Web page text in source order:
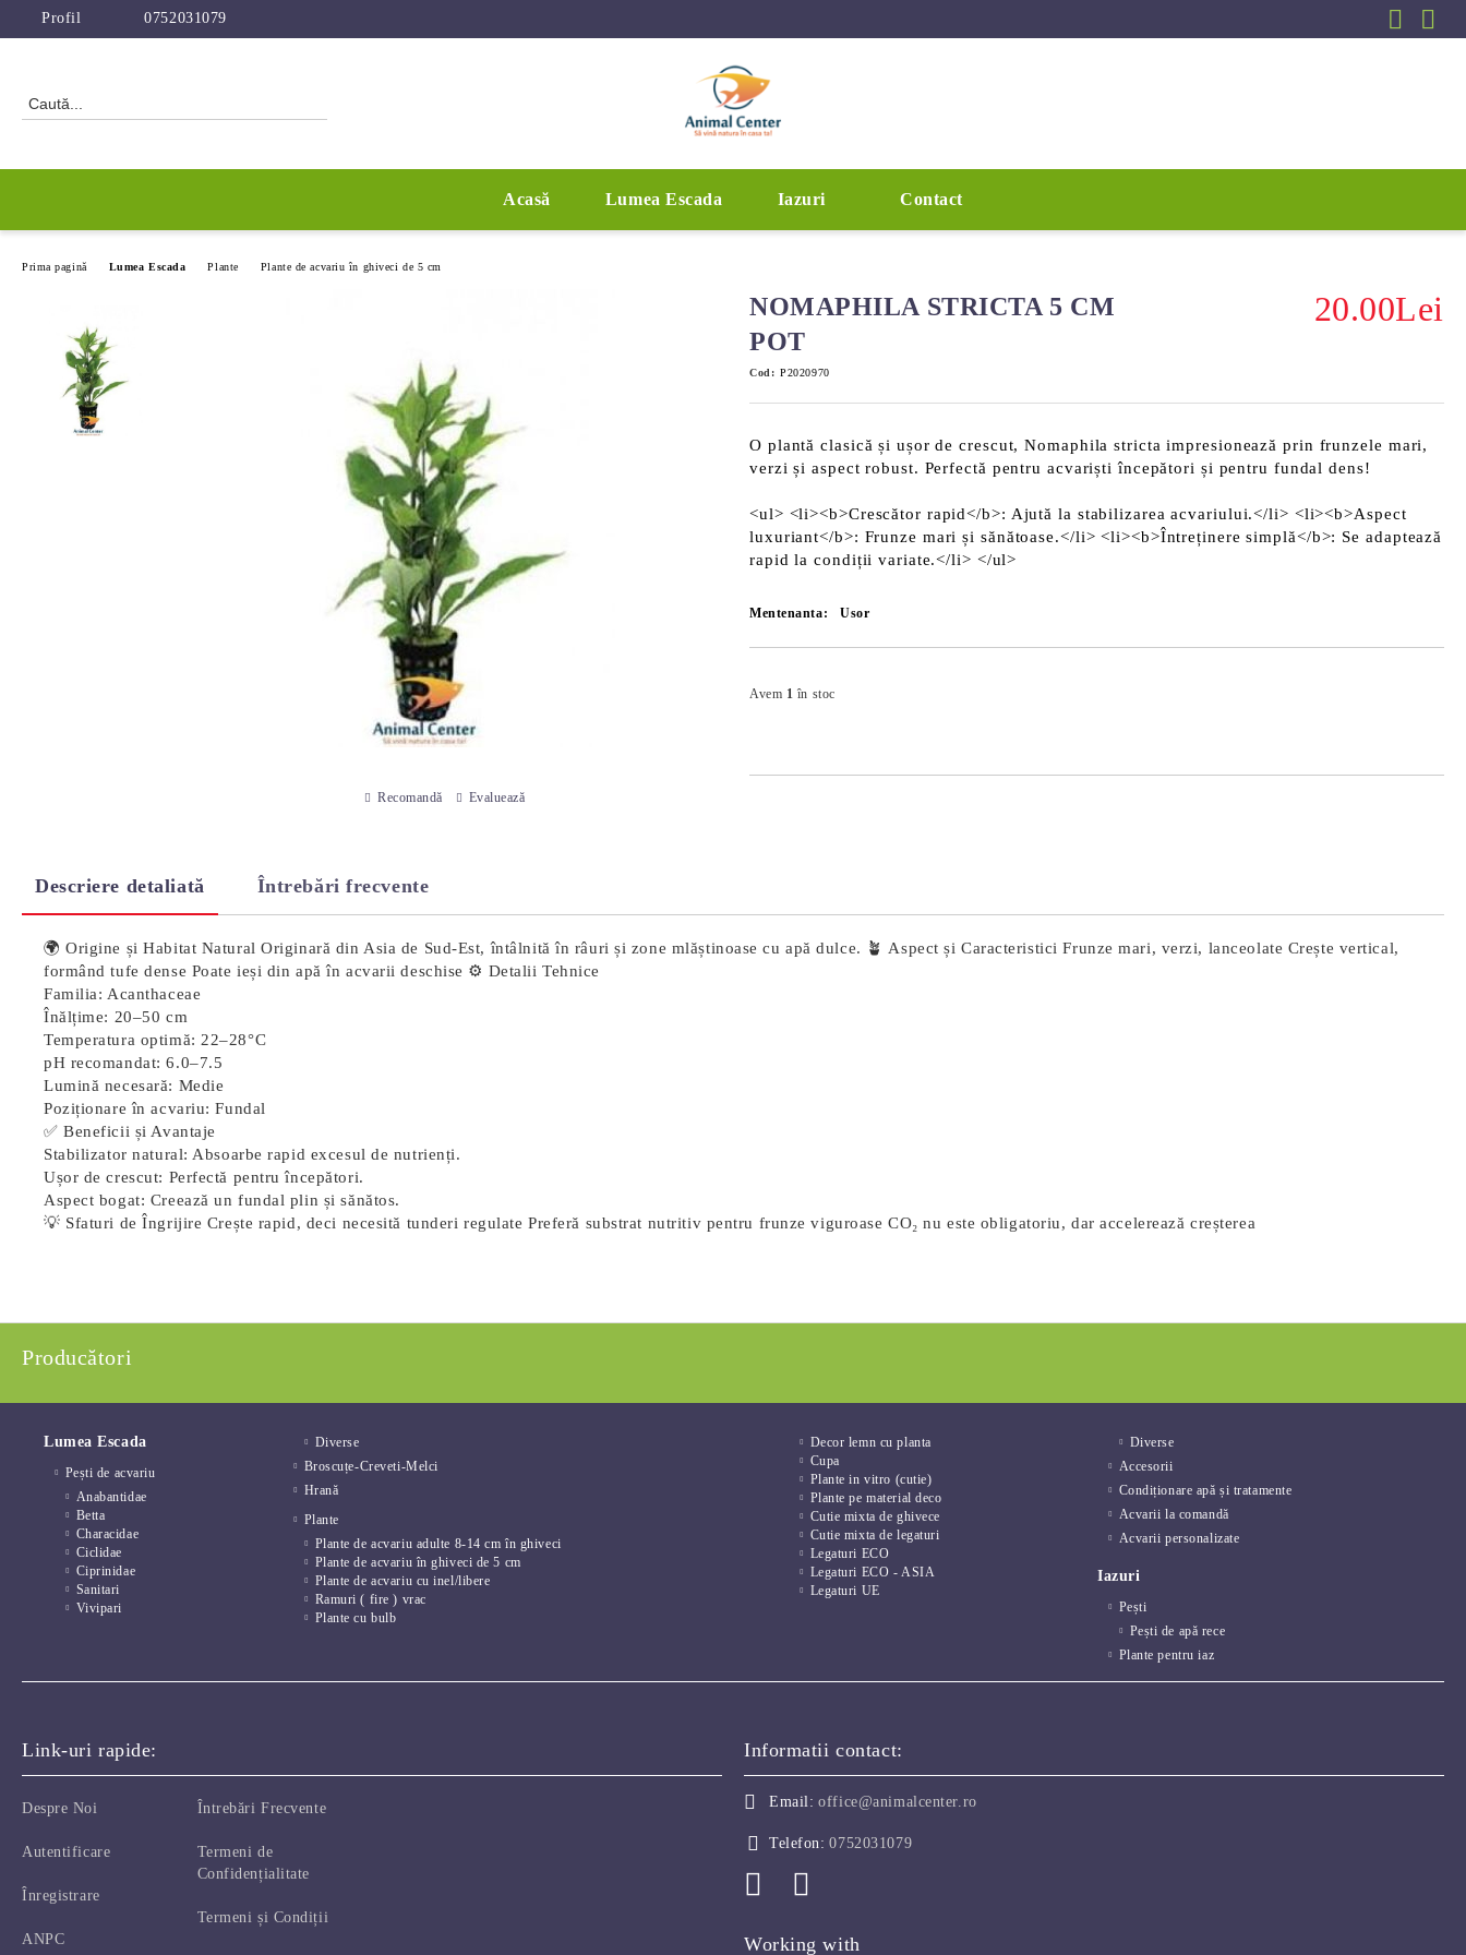
Profil 0752031079
Acasă Lumea Escada Iazuri Contact
Prima pagină Lumea Escada Plante Plante de acvariu în ghiveci de 5 cm
NOMAPHILA STRICTA 5 CM
POT
20.00Lei
Cod: P2020970
O plantă clasică și ușor de crescut, Nomaphila stricta impresionează prin frunzele mari,
verzi și aspect robust. Perfectă pentru acvariști începători și pentru fundal dens!
<ul> <li><b>Crescător rapid</b>: Ajută la stabilizarea acvariului.</li> <li><b>Aspect
luxuriant</b>: Frunze mari și sănătoase.</li> <li><b>Întreținere simplă</b>: Se adaptează
rapid la condiții variate.</li> </ul>
Mentenanta: Usor
Avem 1 în stoc
Recomandă Evaluează
Descriere detaliată Întrebări frecvente
🌍 Origine și Habitat Natural Originară din Asia de Sud-Est, întâlnită în râuri și zone mlăștinoase cu apă dulce. 🪴 Aspect și Caracteristici Frunze mari, verzi, lanceolate Crește vertical,
formând tufe dense Poate ieși din apă în acvarii deschise ⚙️ Detalii Tehnice
Familia: Acanthaceae
Înălțime: 20–50 cm
Temperatura optimă: 22–28°C
pH recomandat: 6.0–7.5
Lumină necesară: Medie
Poziționare în acvariu: Fundal
✅ Beneficii și Avantaje
Stabilizator natural: Absoarbe rapid excesul de nutrienți.
Ușor de crescut: Perfectă pentru începători.
Aspect bogat: Creează un fundal plin și sănătos.
💡 Sfaturi de Îngrijire Crește rapid, deci necesită tunderi regulate Preferă substrat nutritiv pentru frunze viguroase CO₂ nu este obligatoriu, dar accelerează creșterea
Producători
Lumea Escada
Pești de acvariu
Anabantidae
Betta
Characidae
Ciclidae
Ciprinidae
Sanitari
Vivipari
Diverse
Broscuțe-Creveti-Melci
Hrană
Plante
Plante de acvariu adulte 8-14 cm în ghiveci
Plante de acvariu în ghiveci de 5 cm
Plante de acvariu cu inel/libere
Ramuri ( fire ) vrac
Plante cu bulb
Decor lemn cu planta
Cupa
Plante in vitro (cutie)
Plante pe material deco
Cutie mixta de ghivece
Cutie mixta de legaturi
Legaturi ECO
Legaturi ECO - ASIA
Legaturi UE
Diverse
Accesorii
Condiționare apă și tratamente
Acvarii la comandă
Acvarii personalizate
Iazuri
Pești
Pești de apă rece
Plante pentru iaz
Link-uri rapide:
Despre Noi
Autentificare
Înregistrare
ANPC
Întrebări Frecvente
Termeni de
Confidențialitate
Termeni și Condiții
Informatii contact:
Email: office@animalcenter.ro
Telefon: 0752031079
Working with